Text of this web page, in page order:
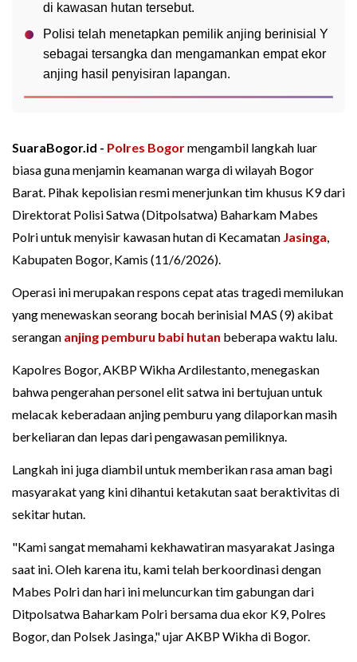
di kawasan hutan tersebut.
Polisi telah menetapkan pemilik anjing berinisial Y
sebagai tersangka dan mengamankan empat ekor
anjing hasil penyisiran lapangan.
SuaraBogor.id - Polres Bogormengambil langkah luar
biasa guna menjamin keamanan warga di wilayah Bogor
Barat. Pihak kepolisian resmi menerjunkan tim khusus K9 dari
Direktorat Polisi Satwa (Ditpolsatwa) Baharkam Mabes
Polri untuk menyisir kawasan hutan di Kecamatan Jasinga,
Kabupaten Bogor, Kamis (11/6/2026).
Operasi ini merupakan respons cepat atas tragedi memilukan
yang menewaskan seorang bocah berinisial MAS (9) akibat
serangan anjing pemburu babi hutan beberapa waktu lalu.
Kapolres Bogor, AKBP Wikha Ardilestanto, menegaskan
bahwa pengerahan personel elit satwa ini bertujuan untuk
melacak keberadaan anjing pemburu yang dilaporkan masih
berkeliaran dan lepas dari pengawasan pemiliknya.
Langkah ini juga diambil untuk memberikan rasa aman bagi
masyarakat yang kini dihantui ketakutan saat beraktivitas di
sekitar hutan.
"Kami sangat memahami kekhawatiran masyarakat Jasinga
saat ini. Oleh karena itu, kami telah berkoordinasi dengan
Mabes Polri dan hari ini meluncurkan tim gabungan dari
Ditpolsatwa Baharkam Polri bersama dua ekor K9, Polres
Bogor, dan Polsek Jasinga," ujar AKBP Wikha di Bogor.